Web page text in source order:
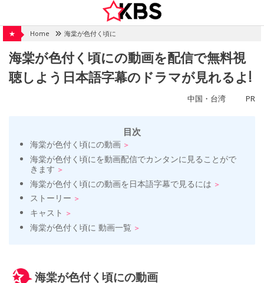
content
★ Home 海棠が色付く頃に
海棠が色付く頃にの動画を配信で無料視
聴しよう日本語字幕のドラマが見れるよ!
中国・台湾 PR
目次
海棠が色付く頃にの動画
海棠が色付く頃にを動画配信でカンタンに見ることがで
きます
海棠が色付く頃にの動画を日本語字幕で見るには
ストーリー
キャスト
海棠が色付く頃に 動画一覧
海棠が色付く頃にの動画